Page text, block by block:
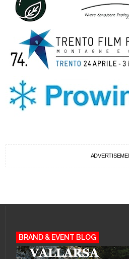
BRAND & EVENT BLOG